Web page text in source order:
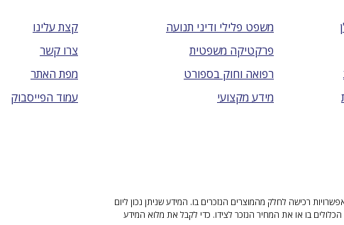
משפט פלילי ודיני תנועה
פרקטיקה משפטית
רפואה וחוק בספורט
מידע מקצועי
קצת עלינו
צרו קשר
מפת האתר
עמוד הפייסבוק
רכישה לחלק מהמוצרים הנזכרים בו. המידע שניתן נכון ליום
בו או את המחיר הנזכר לצידו. כדי לקבל את מלוא המידע